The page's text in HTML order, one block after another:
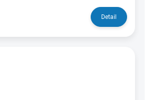
Detail